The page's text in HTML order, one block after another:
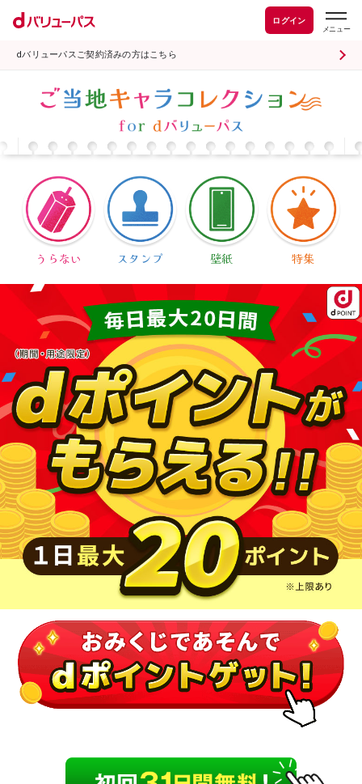
ログイン
dバリューパスご契約済みの方はこちら
うらない スタンプ 壁紙 特集